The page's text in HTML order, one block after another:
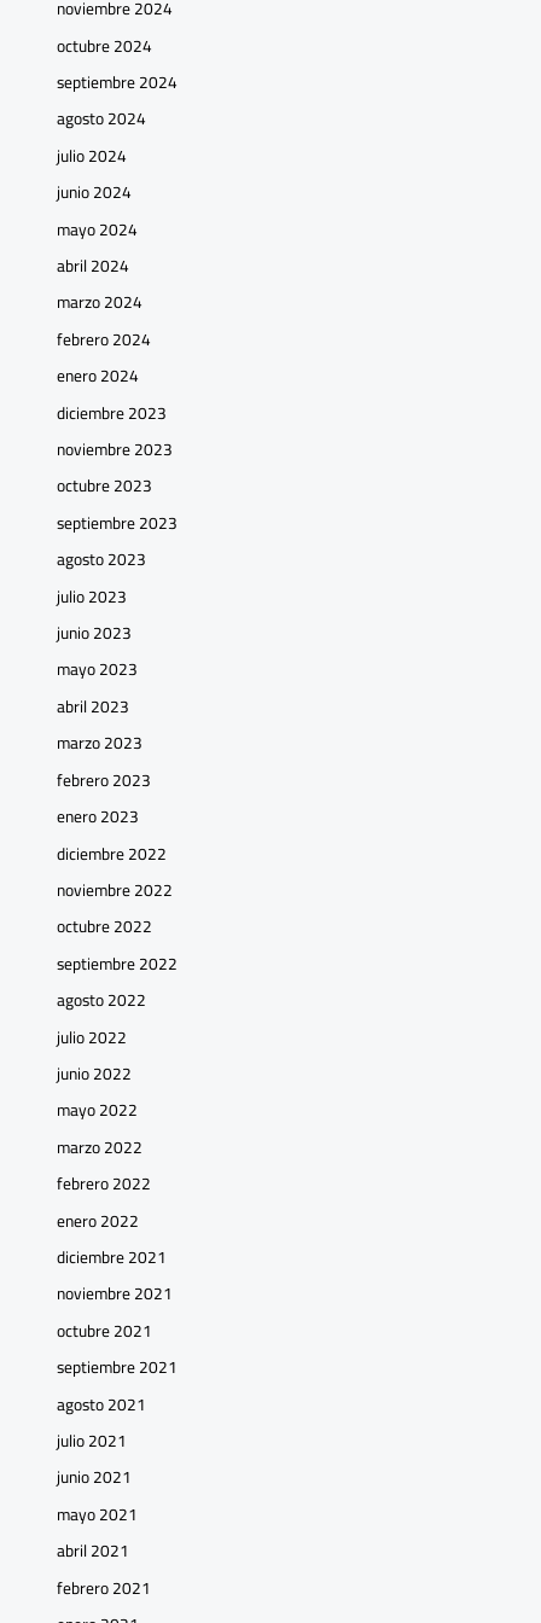
noviembre 2024
octubre 2024
septiembre 2024
agosto 2024
julio 2024
junio 2024
mayo 2024
abril 2024
marzo 2024
febrero 2024
enero 2024
diciembre 2023
noviembre 2023
octubre 2023
septiembre 2023
agosto 2023
julio 2023
junio 2023
mayo 2023
abril 2023
marzo 2023
febrero 2023
enero 2023
diciembre 2022
noviembre 2022
octubre 2022
septiembre 2022
agosto 2022
julio 2022
junio 2022
mayo 2022
marzo 2022
febrero 2022
enero 2022
diciembre 2021
noviembre 2021
octubre 2021
septiembre 2021
agosto 2021
julio 2021
junio 2021
mayo 2021
abril 2021
febrero 2021